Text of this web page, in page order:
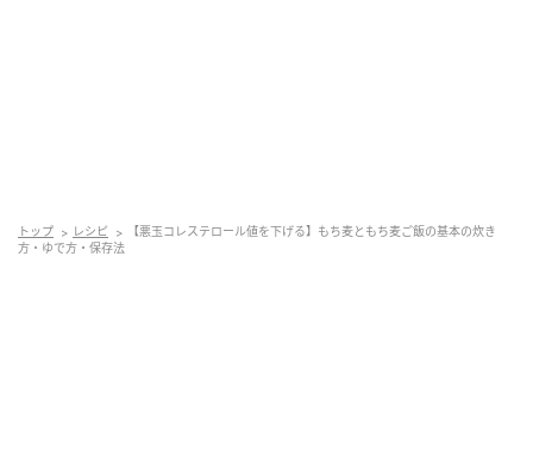
トップ レシピ
【悪玉コレステロール値を下げる】もち麦ともち麦ご飯の基本の炊き
方・ゆで方・保存法